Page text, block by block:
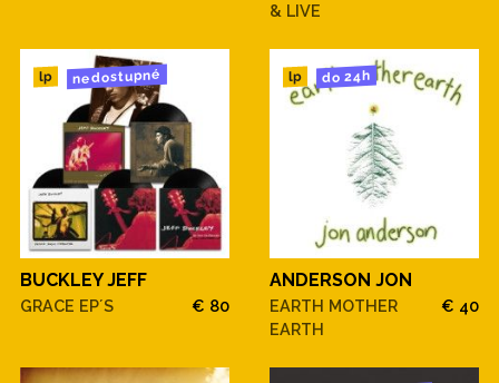
& LIVE
lp nedostupné
BUCKLEY JEFF
GRACE EP´S € 80
lp do 24h
ANDERSON JON
EARTH MOTHER
EARTH
€ 40